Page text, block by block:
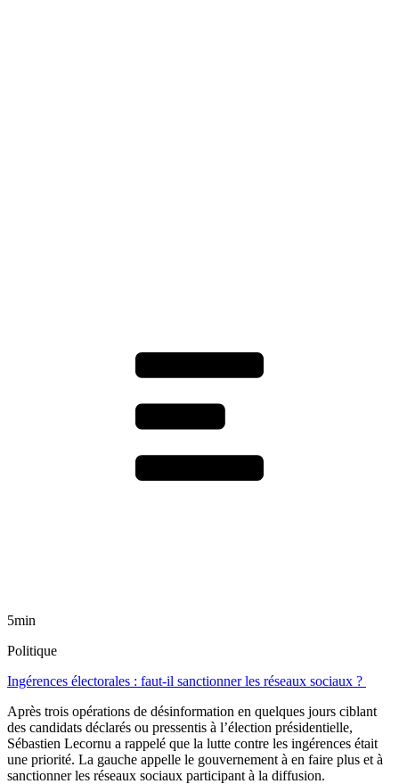
5min
Politique
Ingérences électorales : faut-il sanctionner les réseaux sociaux ?
Après trois opérations de désinformation en quelques jours ciblant
des candidats déclarés ou pressentis à l’élection présidentielle,
Sébastien Lecornu a rappelé que la lutte contre les ingérences était
une priorité. La gauche appelle le gouvernement à en faire plus et à
sanctionner les réseaux sociaux participant à la diffusion.